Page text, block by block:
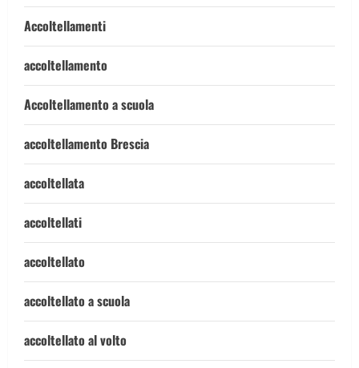
Accoltellamenti
accoltellamento
Accoltellamento a scuola
accoltellamento Brescia
accoltellata
accoltellati
accoltellato
accoltellato a scuola
accoltellato al volto